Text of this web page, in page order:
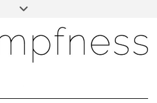
IMPRESSUM
DATENSCHUTZ